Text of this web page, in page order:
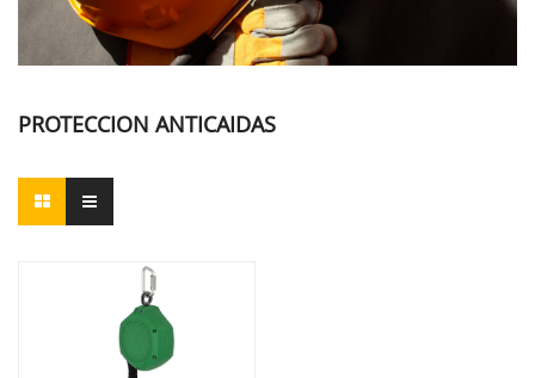
PROTECCION ANTICAIDAS